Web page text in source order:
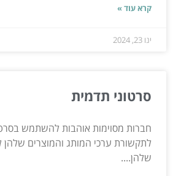
קרא עוד »
ינו 23, 2024
סרטוני תדמית
חברות מסוימות אוהבות להשתמש
לתקשורת ערכי המותג והמוצרים
שלהן....